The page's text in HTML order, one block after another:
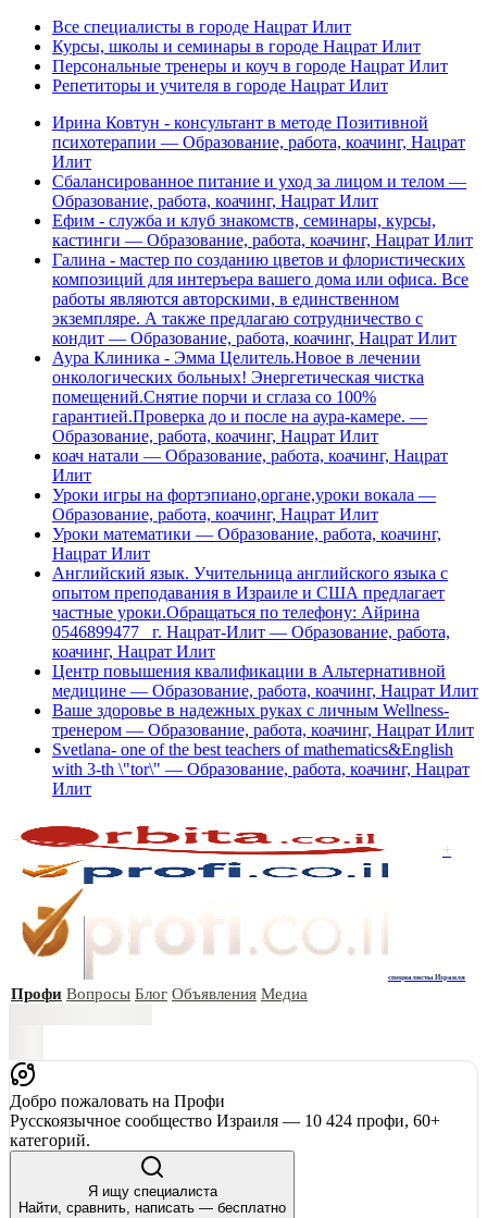
Все специалисты в городе Нацрат Илит
Курсы, школы и семинары в городе Нацрат Илит
Персональные тренеры и коуч в городе Нацрат Илит
Репетиторы и учителя в городе Нацрат Илит
Ирина Ковтун - консультант в методе Позитивной
психотерапии — Образование, работа, коачинг, Нацрат
Илит
Сбалансированное питание и уход за лицом и телом —
Образование, работа, коачинг, Нацрат Илит
Ефим - служба и клуб знакомств, семинары, курсы,
кастинги — Образование, работа, коачинг, Нацрат Илит
Галина - мастер по созданию цветов и флористических
композиций для интеръера вашего дома или офиса. Все
работы являются авторскими, в единственном
экземпляре. А также предлагаю сотрудничество с
кондит — Образование, работа, коачинг, Нацрат Илит
Аура Клиника - Эмма Целитель.Новое в лечении
онкологических больных! Энергетическая чистка
помещений.Снятие порчи и сглаза со 100%
гарантией.Проверка до и после на аура-камере. —
Образование, работа, коачинг, Нацрат Илит
коач натали — Образование, работа, коачинг, Нацрат
Илит
Уроки игры на фортэпиано,органе,уроки вокала —
Образование, работа, коачинг, Нацрат Илит
Уроки математики — Образование, работа, коачинг,
Нацрат Илит
Английский язык. Учительница английского языка с
опытом преподавания в Израиле и США предлагает
частные уроки.Обращаться по телефону: Айрина
0546899477 г. Нацрат-Илит — Образование, работа,
коачинг, Нацрат Илит
Центр повышения квалификации в Альтернативной
медицине — Образование, работа, коачинг, Нацрат Илит
Ваше здоровье в надежных руках с личным Wellness-
тренером — Образование, работа, коачинг, Нацрат Илит
Svetlana- one of the best teachers of mathematics&English
with 3-th \"tor\" — Образование, работа, коачинг, Нацрат
Илит
+
специалисты Израиля
Профи Вопросы Блог Объявления Медиа
Добро пожаловать на Профи
Русскоязычное сообщество Израиля — 10 424 профи, 60+
категорий.
Я ищу специалиста
Найти, сравнить, написать — бесплатно